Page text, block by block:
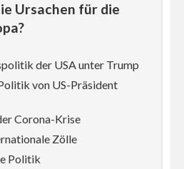
Ursachen für die
der USA unter Trump
von US-Präsident
Corona-Krise
Zölle
Politik